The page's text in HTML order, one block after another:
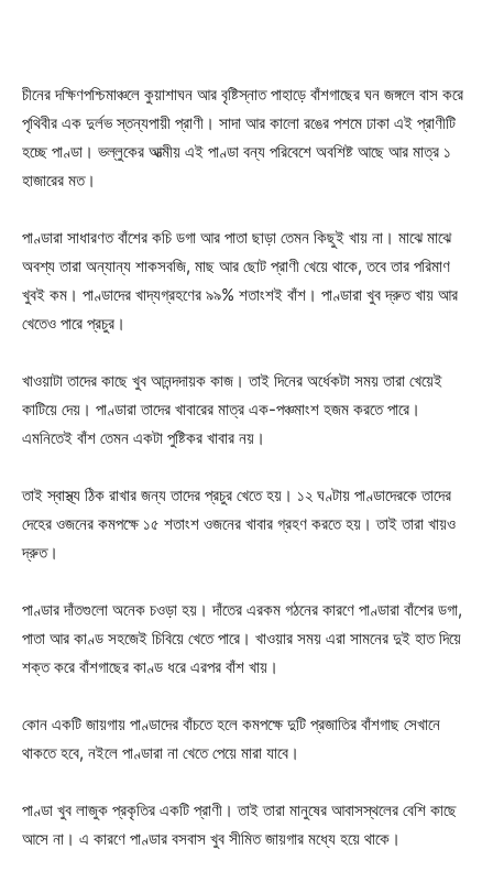
চীনের দক্ষিণপশ্চিমাঞ্চলে কুয়াশাঘন আর বৃষ্টিস্নাত পাহাড়ে বাঁশগাছের ঘন জঙ্গলে বাস করে
পৃথিবীর এক দুর্লভ স্তন্যপায়ী প্রাণী। সাদা আর কালো রঙের পশমে ঢাকা এই প্রাণীটি
হচ্ছে পাণ্ডা। ভল্লুকের আত্মীয় এই পাণ্ডা বন্য পরিবেশে অবশিষ্ট আছে আর মাত্র ১
হাজারের মত।
পাণ্ডারা সাধারণত বাঁশের কচি ডগা আর পাতা ছাড়া তেমন কিছুই খায় না। মাঝে মাঝে
অবশ্য তারা অন্যান্য শাকসবজি, মাছ আর ছোট প্রাণী খেয়ে থাকে, তবে তার পরিমাণ
খুবই কম। পাণ্ডাদের খাদ্যগ্রহণের ৯৯% শতাংশই বাঁশ। পাণ্ডারা খুব দ্রুত খায় আর
খেতেও পারে প্রচুর।
খাওয়াটা তাদের কাছে খুব আনন্দদায়ক কাজ। তাই দিনের অর্ধেকটা সময় তারা খেয়েই
কাটিয়ে দেয়। পাণ্ডারা তাদের খাবারের মাত্র এক-পঞ্চমাংশ হজম করতে পারে।
এমনিতেই বাঁশ তেমন একটা পুষ্টিকর খাবার নয়।
তাই স্বাস্থ্য ঠিক রাখার জন্য তাদের প্রচুর খেতে হয়। ১২ ঘণ্টায় পাণ্ডাদেরকে তাদের
দেহের ওজনের কমপক্ষে ১৫ শতাংশ ওজনের খাবার গ্রহণ করতে হয়। তাই তারা খায়ও
দ্রুত।
পাণ্ডার দাঁতগুলো অনেক চওড়া হয়। দাঁতের এরকম গঠনের কারণে পাণ্ডারা বাঁশের ডগা,
পাতা আর কাণ্ড সহজেই চিবিয়ে খেতে পারে। খাওয়ার সময় এরা সামনের দুই হাত দিয়ে
শক্ত করে বাঁশগাছের কাণ্ড ধরে এরপর বাঁশ খায়।
কোন একটি জায়গায় পাণ্ডাদের বাঁচতে হলে কমপক্ষে দুটি প্রজাতির বাঁশগাছ সেখানে
থাকতে হবে, নইলে পাণ্ডারা না খেতে পেয়ে মারা যাবে।
পাণ্ডা খুব লাজুক প্রকৃতির একটি প্রাণী। তাই তারা মানুষের আবাসস্থলের বেশি কাছে
আসে না। এ কারণে পাণ্ডার বসবাস খুব সীমিত জায়গার মধ্যে হয়ে থাকে।